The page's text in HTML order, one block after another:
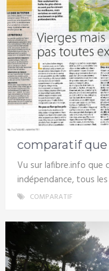
comparatif
Vu sur lafibre.info
indépendance, tous
COMPARATIF